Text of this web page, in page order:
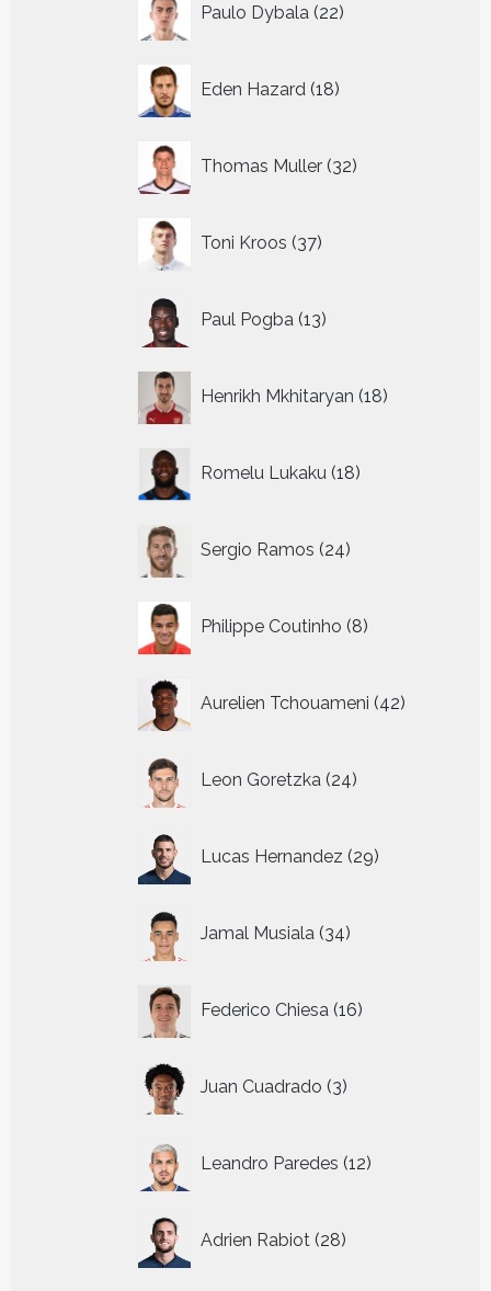
Paulo Dybala 22
producten
Eden Hazard 18
producten
Thomas Muller 32
producten
Toni Kroos 37
producten
Paul Pogba 13
producten
Henrikh Mkhitaryan 18
producten
Romelu Lukaku 18
producten
Sergio Ramos 24
producten
Philippe Coutinho 8
producten
Aurelien Tchouameni 42
producten
Leon Goretzka 24
producten
Lucas Hernandez 29
producten
Jamal Musiala 34
producten
Federico Chiesa 16
producten
Juan Cuadrado 3
producten
Leandro Paredes 12
producten
Adrien Rabiot 28
producten